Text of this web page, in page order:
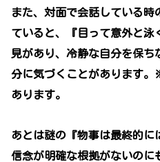
また、対面で会話している時
ていると、『目って意外と泳
見があり、冷静な自分を保ち
分に気づくことがあります
あります。
あとは謎の『物事は最終的に
信念が明確な根拠がないのに